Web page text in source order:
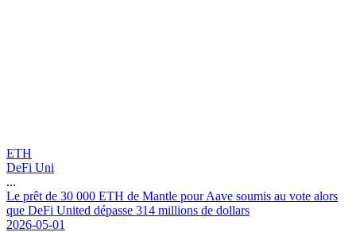
ETH
DeFi Uni
...
Le prêt de 30 000 ETH de Mantle pour Aave soumis au vote alors
que DeFi United dépasse 314 millions de dollars
2026-05-01